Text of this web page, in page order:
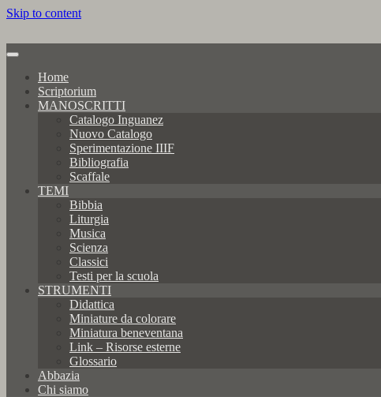
Skip to content
Home
Scriptorium
MANOSCRITTI
Catalogo Inguanez
Nuovo Catalogo
Sperimentazione IIIF
Bibliografia
Scaffale
TEMI
Bibbia
Liturgia
Musica
Scienza
Classici
Testi per la scuola
STRUMENTI
Didattica
Miniature da colorare
Miniatura beneventana
Link – Risorse esterne
Glossario
Abbazia
Chi siamo